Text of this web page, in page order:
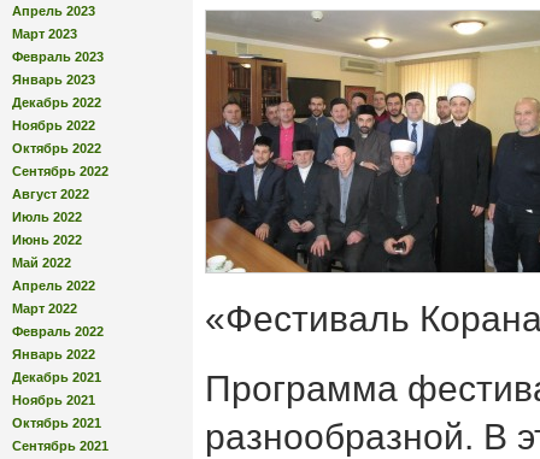
Апрель 2023
Март 2023
Февраль 2023
Январь 2023
Декабрь 2022
Ноябрь 2022
Октябрь 2022
Сентябрь 2022
Август 2022
Июль 2022
Июнь 2022
Май 2022
Апрель 2022
Март 2022
Февраль 2022
Январь 2022
Декабрь 2021
Ноябрь 2021
Октябрь 2021
Сентябрь 2021
«Фестиваль
Программа
разнообразной. В